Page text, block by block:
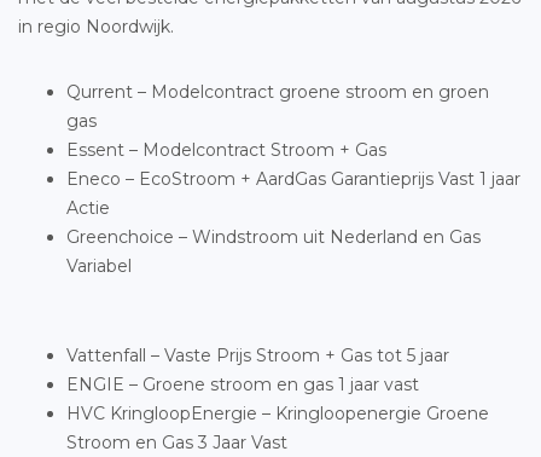
in regio Noordwijk.
Qurrent – Modelcontract groene stroom en groen
gas
Essent – Modelcontract Stroom + Gas
Eneco – EcoStroom + AardGas Garantieprijs Vast 1 jaar
Actie
Greenchoice – Windstroom uit Nederland en Gas
Variabel
Vattenfall – Vaste Prijs Stroom + Gas tot 5 jaar
ENGIE – Groene stroom en gas 1 jaar vast
HVC KringloopEnergie – Kringloopenergie Groene
Stroom en Gas 3 Jaar Vast